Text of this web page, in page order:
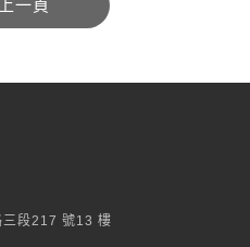
三段217 號13 樓